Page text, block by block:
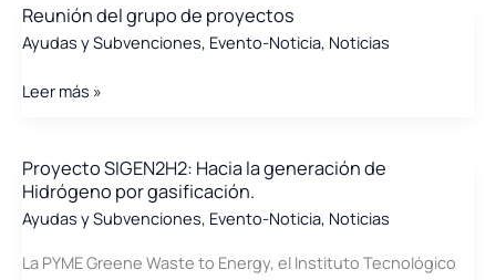
solución
integral
caracterización,
conformación
de
activo
de
Reunión del grupo de proyectos
Ayudas y Subvenciones, Evento-Noticia, Noticias
Reunión
de
proyectos
Leer más »
Proyecto SIGEN2H2: Hacia la generación de
Hidrógeno por gasificación.
Ayudas y Subvenciones, Evento-Noticia, Noticias
La PYME Greene Waste to Energy, el Instituto Tecnológico